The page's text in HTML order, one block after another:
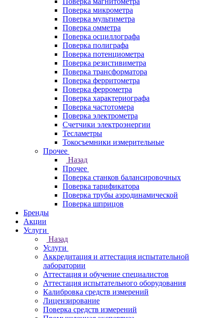
Поверка микрометра
Поверка мультиметра
Поверка омметра
Поверка осциллографа
Поверка полиграфа
Поверка потенциометра
Поверка резистивиметра
Поверка трансформатора
Поверка ферритометра
Поверка феррометра
Поверка характериографа
Поверка частотомера
Поверка электрометра
Счетчики электроэнергии
Тесламетры
Токосъемники измерительные
Прочее
Назад
Прочее
Поверка станков балансировочных
Поверка тарификатора
Поверка трубы аэродинамической
Поверка шприцов
Бренды
Акции
Услуги
Назад
Услуги
Аккредитация и аттестация испытательной
лаборатории
Аттестация и обучение специалистов
Аттестация испытательного оборудования
Калибровка средств измерений
Лицензирование
Поверка средств измерений